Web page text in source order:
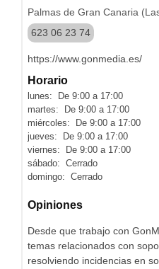
Palmas de Gran Canaria
623 06 23 74
https://www.gonmedia.es/
Horario
lunes: De 9:00 a 17:00
martes: De 9:00 a 17:00
miércoles: De 9:00 a 17:00
jueves: De 9:00 a 17:00
viernes: De 9:00 a 17:00
sábado: Cerrado
domingo: Cerrado
Opiniones
Desde que trabajo con
temas relacionados con
resolviendo incidencias en